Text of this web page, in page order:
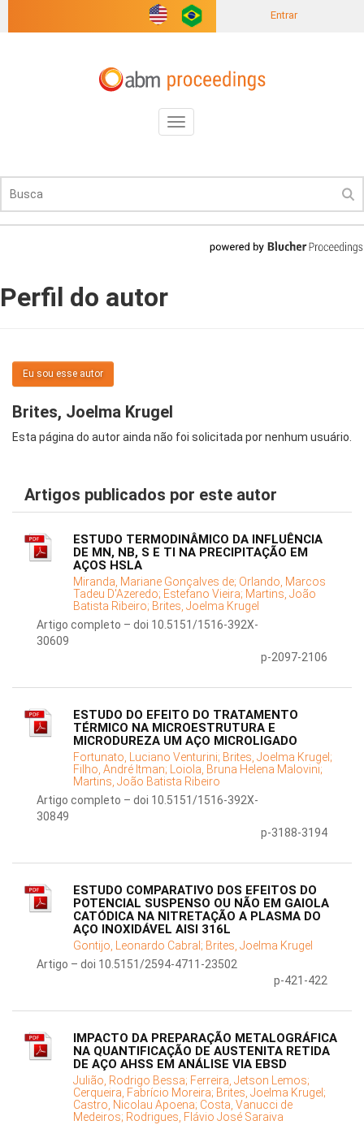
Entrar
Toggle
navigation
Perfil do autor
Eu sou esse autor
Brites, Joelma Krugel
Esta página do autor ainda não foi solicitada por nenhum usuário.
Artigos publicados por este autor
ESTUDO TERMODINÂMICO DA INFLUÊNCIA
DE MN, NB, S E TI NA PRECIPITAÇÃO EM
AÇOS HSLA
Miranda, Mariane Gonçalves de; Orlando, Marcos
Tadeu D'Azeredo; Estefano Vieira; Martins, João
Batista Ribeiro; Brites, Joelma Krugel
Artigo completo – doi 10.5151/1516-392X-
30609
p-2097-2106
ESTUDO DO EFEITO DO TRATAMENTO
TÉRMICO NA MICROESTRUTURA E
MICRODUREZA UM AÇO MICROLIGADO
Fortunato, Luciano Venturini; Brites, Joelma Krugel;
Filho, André Itman; Loiola, Bruna Helena Malovini;
Martins, João Batista Ribeiro
Artigo completo – doi 10.5151/1516-392X-
30849
p-3188-3194
ESTUDO COMPARATIVO DOS EFEITOS DO
POTENCIAL SUSPENSO OU NÃO EM GAIOLA
CATÓDICA NA NITRETAÇÃO A PLASMA DO
AÇO INOXIDÁVEL AISI 316L
Gontijo, Leonardo Cabral; Brites, Joelma Krugel
Artigo – doi 10.5151/2594-4711-23502
p-421-422
IMPACTO DA PREPARAÇÃO METALOGRÁFICA
NA QUANTIFICAÇÃO DE AUSTENITA RETIDA
DE AÇO AHSS EM ANÁLISE VIA EBSD
Julião, Rodrigo Bessa; Ferreira, Jetson Lemos;
Cerqueira, Fabrício Moreira; Brites, Joelma Krugel;
Castro, Nicolau Apoena; Costa, Vanucci de
Medeiros; Rodrigues, Flávio José Saraiva